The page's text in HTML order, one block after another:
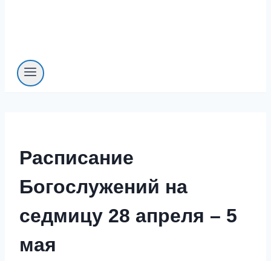
Расписание
Богослужений на
седмицу 28 апреля – 5
мая